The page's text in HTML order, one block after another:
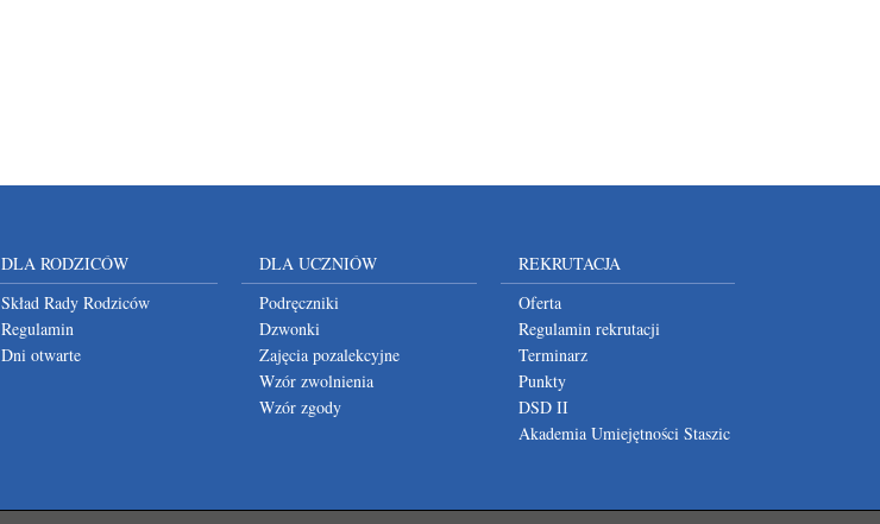
DLA RODZICÓW
Skład Rady Rodziców
Regulamin
Dni otwarte
DLA UCZNIÓW
Podręczniki
Dzwonki
Zajęcia pozalekcyjne
Wzór zwolnienia
Wzór zgody
REKRUTACJA
Oferta
Regulamin rekrutacji
Terminarz
Punkty
DSD II
Akademia Umiejętności Staszic